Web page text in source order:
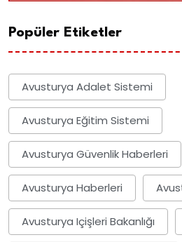
Popüler Etiketler
Avusturya Adalet Sistemi
Avusturya Eğitim Sistemi
Avusturya Güvenlik Haberleri
Avusturya Haberleri
Avusturya Içişleri Bakanlığı